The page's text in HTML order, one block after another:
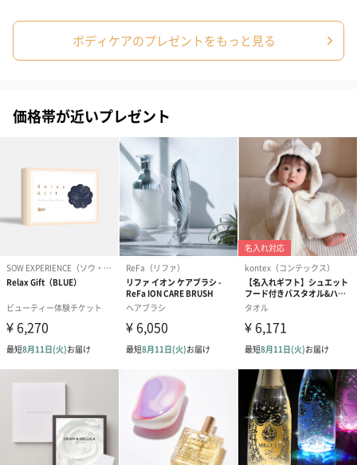
●洗濯不可
使用期限表示
有無
無し
商品オプション情報
メッセージカード（通常・写真・グリーティング）
誕生日や結婚祝い・出産祝いなど、様々なシーンのメッセージカ
ードを同梱します。
メッセージカードや封筒のデザインは一部変更する場合がありま
写真付きメッセージカ
ード（680円）
写真付きメッセージカ
ード（Thank you）ピ
ンク（680円）
【誕生日】
Birthday ホワ
刷なし）（
ボディケアのプレゼントをもっと見る
価格帯が近いプレゼント